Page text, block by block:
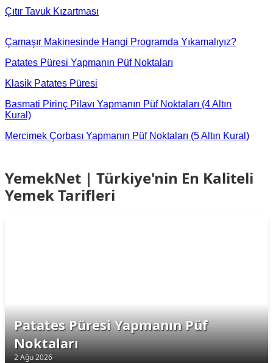
Çıtır Tavuk Kızartması
Çamaşır Makinesinde Hangi Programda Yıkamalıyız?
Patates Püresi Yapmanın Püf Noktaları
Klasik Patates Püresi
Basmati Pirinç Pilavı Yapmanın Püf Noktaları (4 Altın
Kural)
Mercimek Çorbası Yapmanın Püf Noktaları (5 Altın Kural)
YemekNet | Türkiye'nin En Kaliteli
Yemek Tarifleri
Patates Püresi Yapmanın Püf
Noktaları
2 Ağu 2026